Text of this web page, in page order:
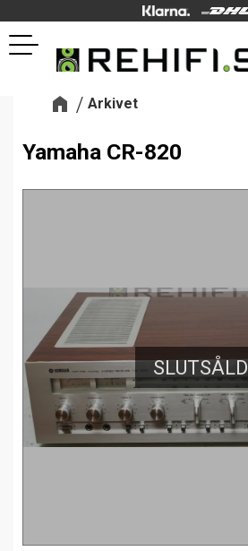
Meny
Arkivet
Yamaha CR-820
SLUTSÅLD